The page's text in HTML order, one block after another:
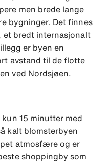
men brede lange
bygninger. Det finnes
et bredt internasjonalt
er byen en
avstand til de flotte
ved Nordsjøen.
15 minutter med
kalt blomsterbyen
atmosfære og er
shoppingby som